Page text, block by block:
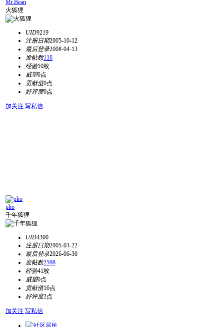
Mr.Bean
火狐狸
UID9219
注册日期2005-10-12
最后登录2008-04-13
发帖数116
经验10枚
威望0点
贡献值0点
好评度0点
加关注 写私信
pho
千年狐狸
UID4300
注册日期2005-03-22
最后登录2026-06-30
发帖数2598
经验41枚
威望0点
贡献值16点
好评度2点
加关注 写私信